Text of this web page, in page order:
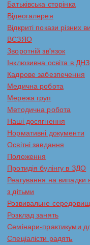
Батьківська сторінка
Відеогалерея
Відкриті покази різних
ВСЗЯО
Зворотній зв'язок
Інклюзивна освіта в ДНЗ
Кадрове забезпечення
Медична робота
Мережа груп
Методична робота
Наші досягнення
Нормативні документи
Освітні завдання
Положення
Протидія булінгу в ЗДО
Реагування на випадки
з дітьми
Розвивальне
Розклад занять
Семінари-практикуми
Спеціалісти радять